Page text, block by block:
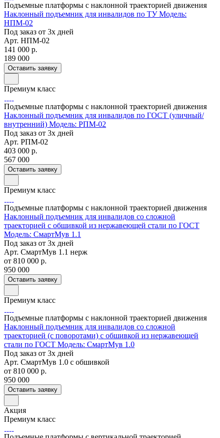
Подъемные платформы с наклонной траекторией движения
Наклонный подъемник для инвалидов по ТУ Модель:
НПМ-02
Под заказ от 3х дней
Арт. НПМ-02
141 000 р.
189 000
Оставить заявку
Премиум класс
Подъемные платформы с наклонной траекторией движения
Наклонный подъемник для инвалидов по ГОСТ (уличный/
внутренний) Модель: РПМ-02
Под заказ от 3х дней
Арт. РПМ-02
403 000 р.
567 000
Оставить заявку
Премиум класс
Подъемные платформы с наклонной траекторией движения
Наклонный подъемник для инвалидов со сложной
траекторией с обшивкой из нержавеющей стали по ГОСТ
Модель: СмартМув 1.1
Под заказ от 3х дней
Арт. СмартМув 1.1 нерж
от 810 000 р.
950 000
Оставить заявку
Премиум класс
Подъемные платформы с наклонной траекторией движения
Наклонный подъемник для инвалидов со сложной
траекторией (с поворотами) с обшивкой из нержавеющей
стали по ГОСТ Модель: СмартМув 1.0
Под заказ от 3х дней
Арт. СмартМув 1.0 с обшивкой
от 810 000 р.
950 000
Оставить заявку
Акция
Премиум класс